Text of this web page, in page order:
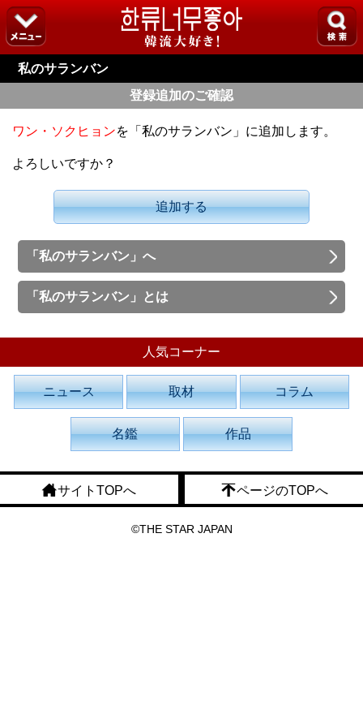
私のサランバン
登録追加のご確認
ワン・ソクヒョンを「私のサランバン」に追加します。
よろしいですか？
追加する
「私のサランバン」へ
「私のサランバン」とは
人気コーナー
ニュース 取材 コラム
名鑑 作品
サイトTOPへ ページのTOPへ
©THE STAR JAPAN